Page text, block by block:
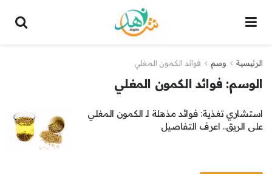
الرئيسية وسم فوائد الكمون المغلي
الوسم: فوائد الكمون المغلي
استشاري تغذية: فوائد مذهلة لـ الكمون المغلي
على الريق.. اعرف التفاصيل